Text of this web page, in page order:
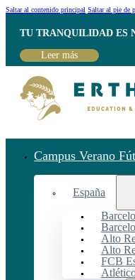
Saltar al contenido principal Saltar al pie de
TU TRANQUILIDAD ES
Leer más
Campus Verano
España
Alto
Alto
FCB